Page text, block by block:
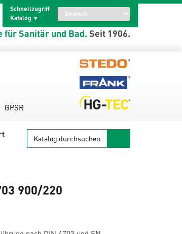
Schnellzugriff
Katalog
für Sanitär und Bad. Seit 1906.
GPSR
Katalog
durchsuchen
900/220